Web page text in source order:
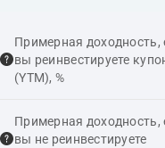
Примерная доходность,
вы реинвестируете
(YTM), %
Примерная доходность,
вы не реинвестируете